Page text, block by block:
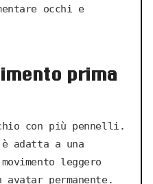
occhi e
prima
con più pennelli.
adatta a una
leggero
permanente.